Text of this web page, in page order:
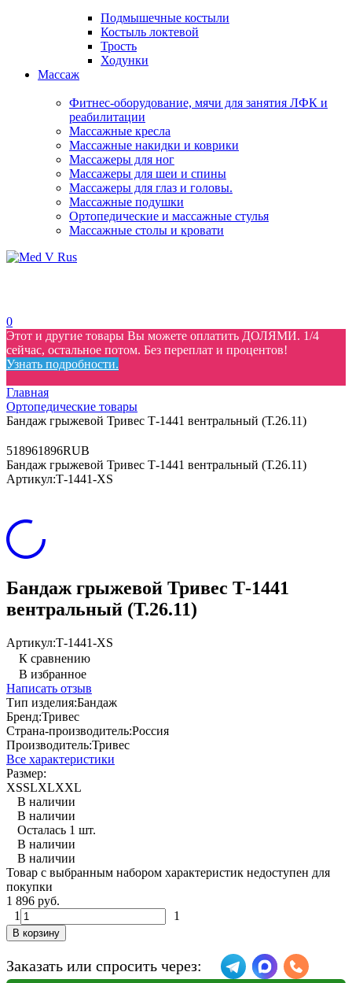
Подмышечные костыли
Костыль локтевой
Трость
Ходунки
Массаж
Фитнес-оборудование, мячи для занятия ЛФК и
реабилитации
Массажные кресла
Массажные накидки и коврики
Массажеры для ног
Массажеры для шеи и спины
Массажеры для глаз и головы.
Массажные подушки
Ортопедические и массажные стулья
Массажные столы и кровати
0
Этот и другие товары Вы можете оплатить ДОЛЯМИ. 1/4
сейчас, остальное потом. Без переплат и процентов!
Узнать подробности.
Главная
Ортопедические товары
Бандаж грыжевой Тривес Т-1441 вентральный (Т.26.11)
518961896RUB
Бандаж грыжевой Тривес Т-1441 вентральный (Т.26.11)
Артикул:Т-1441-XS
Бандаж грыжевой Тривес Т-1441
вентральный (Т.26.11)
Артикул:Т-1441-XS
К сравнению
В избранное
Написать отзыв
Тип изделия:Бандаж
Бренд:Тривес
Страна-производитель:Россия
Производитель:Тривес
Все характеристики
Размер:
XSSLXLXXL
В наличии
В наличии
Осталась 1 шт.
В наличии
В наличии
Товар с выбранным набором характеристик недоступен для
покупки
1 896 руб.
1
1
В корзину
Заказать или спросить через: